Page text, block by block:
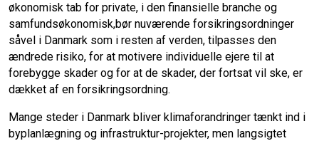
økonomisk tab for private, i den finansielle branche og
samfundsøkonomisk,bør nuværende forsikringsordninger
såvel i Danmark som i resten af verden, tilpasses den
ændrede risiko, for at motivere individuelle ejere til at
forebygge skader og for at de skader, der fortsat vil ske, er
dækket af en forsikringsordning.
Mange steder i Danmark bliver klimaforandringer tænkt ind i
byplanlægning og infrastruktur-projekter, men langsigtet